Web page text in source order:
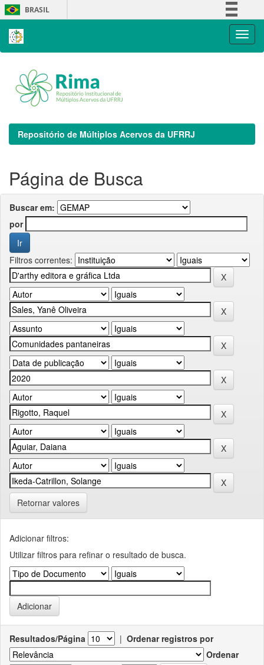
Skip
navigation
BRASIL
Repositório de Múltiplos Acervos da UFRRJ
Página de Busca
Buscar em:
por
Filtros correntes:
Retornar valores
Adicionar filtros:
Utilizar filtros para refinar o resultado de busca.
Resultados/Página | Ordenar registros por
Ordenar